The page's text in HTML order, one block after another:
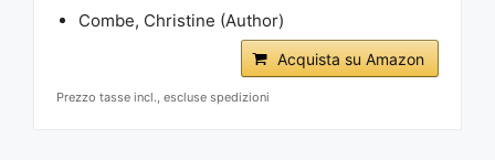
Combe, Christine (Author)
Acquista su Amazon
Prezzo tasse incl., escluse spedizioni